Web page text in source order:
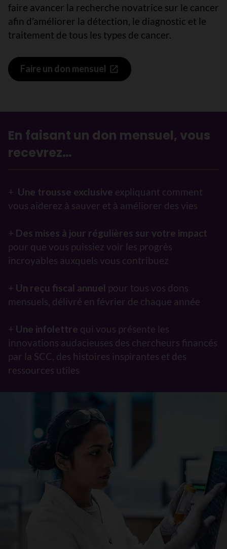
faire avancer la recherche novatrice sur le cancer
afin d’améliorer la détection, le diagnostic et le
traitement de tous les types de cancer.
Faire un don mensuel
En faisant un don mensuel, vous
recevrez…
+ Une trousse exclusive expliquant comment
vous aiderez à sauver et à améliorer des vies
+ Des mises à jour régulières sur votre impact
pour que vous puissiez voir les progrès
incroyables auxquels vous contribuez
+ Un reçu fiscal annuel pour tous vos dons
mensuels, délivré en février de chaque année
+ Une infolettre qui vous présente les
innovations audacieuses des chercheurs financés
par la SCC, des histoires inspirantes et des
ressources utiles